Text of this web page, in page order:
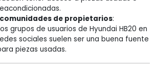
de propietarios:
grupos de usuarios de Hyundai HB20 en
sociales suelen ser una buena fuente
piezas usadas.